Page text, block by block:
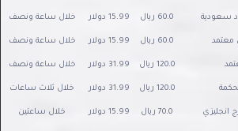
سعودية 60.0 ريال 15.99 دولار خلال ساعة ونصف
معتمد 60.0 ريال 15.99 دولار خلال ساعة ونصف
120.0 ريال 31.99 دولار خلال ساعة ونصف
120.0 ريال 31.99 دولار خلال ثلاث ساعات
انجليزي 70.0 ريال 15.99 دولار خلال ساعتين